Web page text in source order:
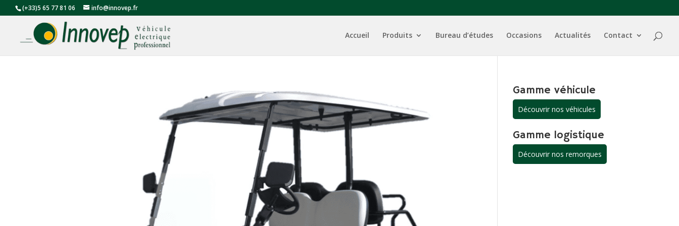
(+33)5 65 77 81 06 info@innovep.fr
Accueil Produits Bureau d’études Occasions Actualités Contact
Gamme véhicule
Découvrir nos véhicules
Gamme logistique
Découvrir nos remorques